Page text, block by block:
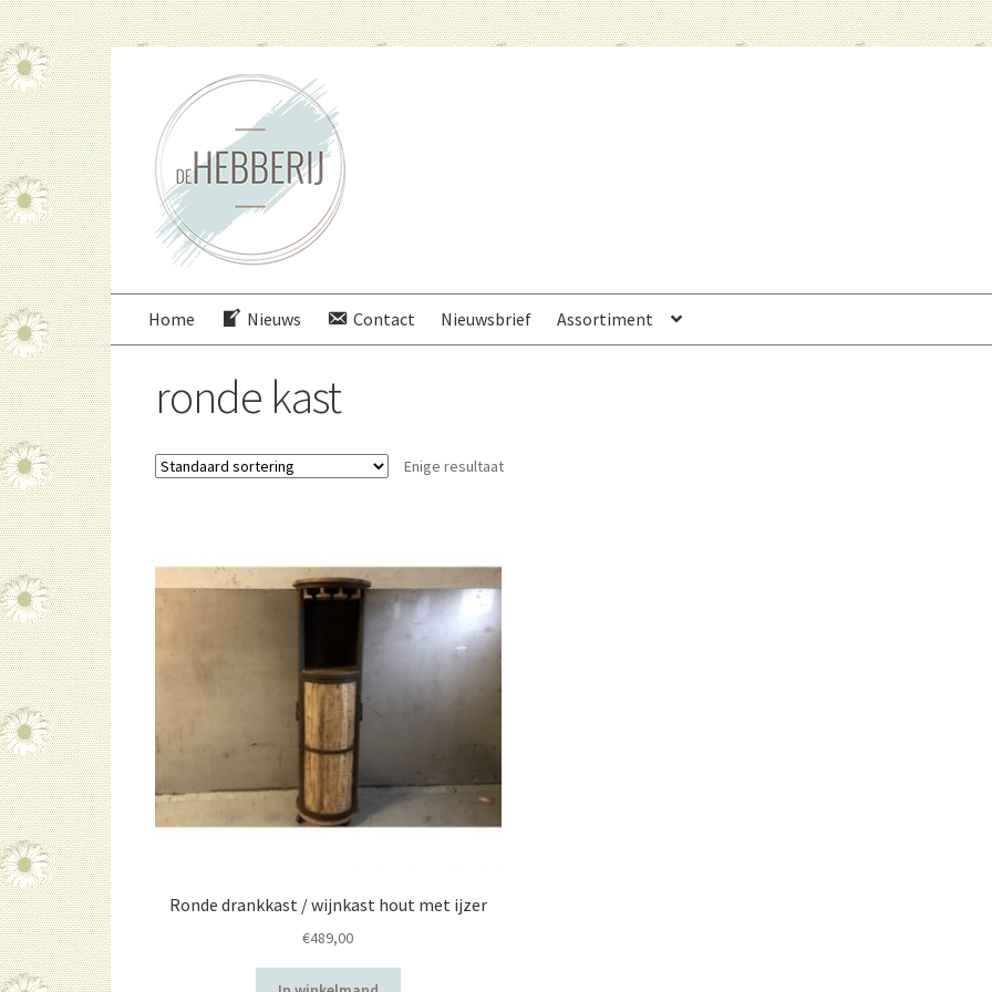
door
naar
navigatie
direct
naar
inhoud
Home Nieuws Contact Nieuwsbrief Assortiment
ronde kast
Enige resultaat
Ronde drankkast / wijnkast hout met ijzer
€489,00